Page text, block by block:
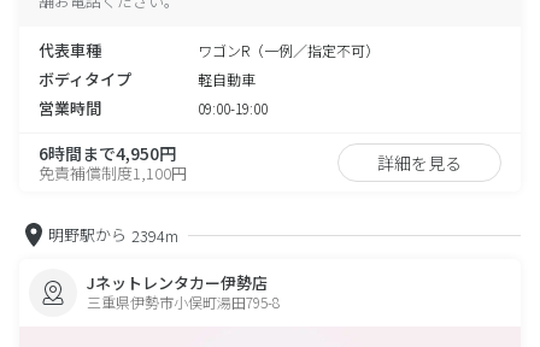
代表車種 ワゴンR（一例／指定不可）
ボディタイプ 軽自動車
営業時間 09:00-19:00
6時間まで4,950円
免責補償制度1,100円 詳細を見る
明野駅から 2394m
Jネットレンタカー伊勢店
三重県伊勢市小俣町湯田795-8